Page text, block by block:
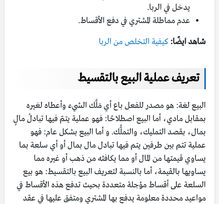
يدخل في الربا.
عدم مماطلة المشتري في دفع الأقساط.
شاهد ايضًا: كيفية التخلص من الربا
تعريف عملية البيعبالتقسيط
البيع لغة: هو مصدر للفعل باع أي مَلَّك الشيء وأعطاه لغيره
بمقابل مادي، أما البيع اصطلاحًا: فهو عملية يتمّ فيها تبادلُ مالٍ
بمال، بقصد التمليك، والتملُّك. و أما البيع بشكل عام: فهو
عملية تتم بين طرفين يتم فيها تبادل مال بمال أو أي سلعة بما
يساوي قيمتها من المال أو مما يكافئه من ذهب أو غيره مما
يساويها بالقيمة، أما بالنسبة لتعريف البيع بالتقسيط: هو بيع
السلعة على أقساط مؤجلة متعددة بحيث تدفع هذه الأقساط في
مواعيد محددة معلومة يدفع بها المشتري ومتفق عليها في عقد